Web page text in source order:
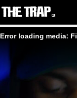
Error loading media: